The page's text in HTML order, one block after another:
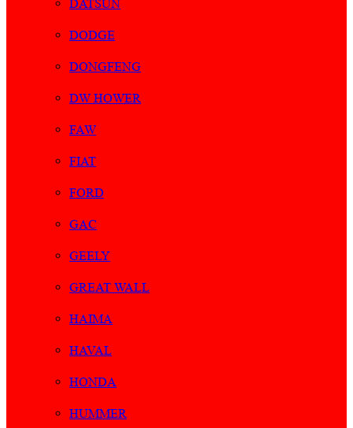
DATSUN
DODGE
DONGFENG
DW HOWER
FAW
FIAT
FORD
GAC
GEELY
GREAT WALL
HAIMA
HAVAL
HONDA
HUMMER